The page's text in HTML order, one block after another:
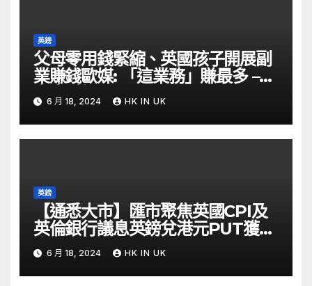
英鎊
父母零用錢緊縮、英國孩子開展副
業賺錢歐媒: 「這業務」賺最多 –
自由財經
6 月 18, 2024 HK IN UK
英鎊
【通悉大市】匯市聚焦英國CPI及
英倫銀行議息英鎊兌港元PUT獲資
金留意 – Now 財經
6 月 18, 2024 HK IN UK